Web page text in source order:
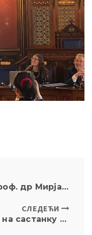
Гостујуће предавање проф. др Мирјане Дреновак-Ивановић на Правном факултету Универзитета у Ослу
СЛЕДЕЋИ
Тим Правног факултета на састанку конзорцијума BUDGET-IT пројекта у Истанбулу